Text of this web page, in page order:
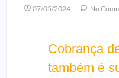
07/05/2024 No
Cobrança
também é